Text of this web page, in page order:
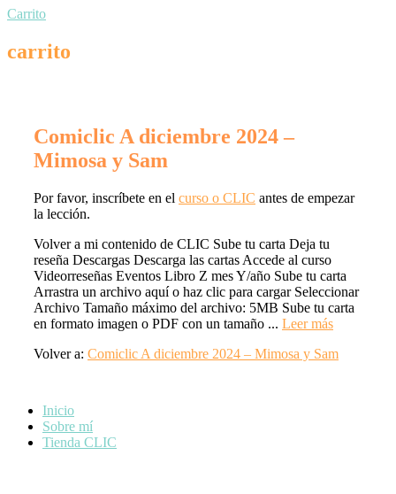
Carrito
carrito
Comiclic A diciembre 2024 –
Mimosa y Sam
Por favor, inscríbete en el curso o CLIC antes de empezar
la lección.
Volver a mi contenido de CLIC Sube tu carta Deja tu
reseña Descargas Descarga las cartas Accede al curso
Videorreseñas Eventos Libro Z mes Y/año Sube tu carta
Arrastra un archivo aquí o haz clic para cargar Seleccionar
Archivo Tamaño máximo del archivo: 5MB Sube tu carta
en formato imagen o PDF con un tamaño ... Leer más
Volver a: Comiclic A diciembre 2024 – Mimosa y Sam
Inicio
Sobre mí
Tienda CLIC